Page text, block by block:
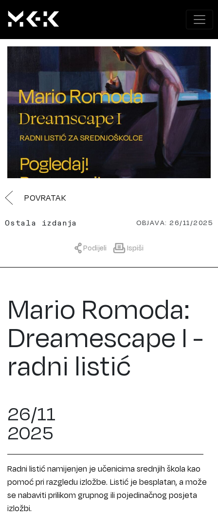
POVRATAK
Ostala izdanja OBJAVA: 26/11/2025
Podijeli Ispiši
Mario Romoda:
Dreamescape I -
radni listić
26/11
2025
Radni listić namijenjen je učenicima srednjih škola kao
pomoć pri razgledu izložbe. Listić je besplatan, a može
se nabaviti prilikom grupnog ili pojedinačnog posjeta
izložbi.